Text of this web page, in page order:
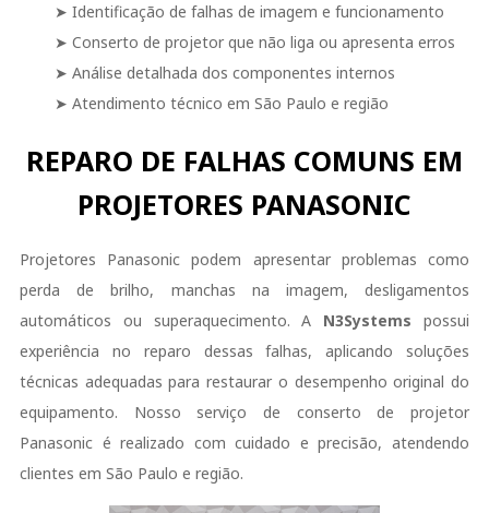
➤ Identificação de falhas de imagem e funcionamento
➤ Conserto de projetor que não liga ou apresenta erros
➤ Análise detalhada dos componentes internos
➤ Atendimento técnico em São Paulo e região
REPARO DE FALHAS COMUNS EM
PROJETORES PANASONIC
Projetores Panasonic podem apresentar problemas como
perda de brilho, manchas na imagem, desligamentos
automáticos ou superaquecimento. A N3Systems possui
experiência no reparo dessas falhas, aplicando soluções
técnicas adequadas para restaurar o desempenho original do
equipamento. Nosso serviço de conserto de projetor
Panasonic é realizado com cuidado e precisão, atendendo
clientes em São Paulo e região.